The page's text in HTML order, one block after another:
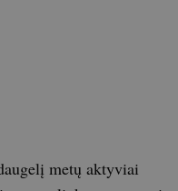
metų aktyviai